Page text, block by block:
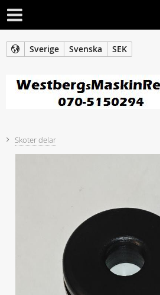
Sverige Svenska SEK
Skoter delar